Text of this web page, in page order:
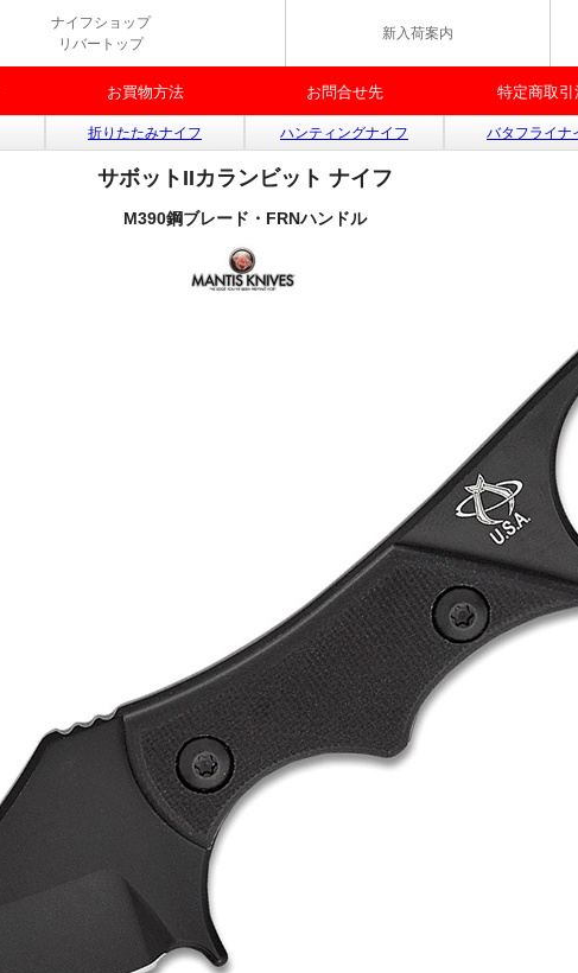
ナイフショップ
リバートップ
新入荷案内
お買物方法 お問合せ先 特定商取引
折りたたみナイフ ハンティングナイフ バタフライナ
サボットIIカランビット ナイフ
M390鋼ブレード・FRNハンドル